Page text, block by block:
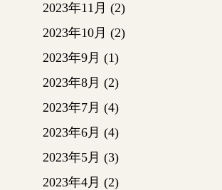
2023年11月 (2)
2023年10月 (2)
2023年9月 (1)
2023年8月 (2)
2023年7月 (4)
2023年6月 (4)
2023年5月 (3)
2023年4月 (2)